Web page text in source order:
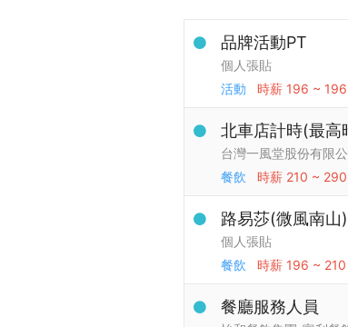
品牌活動PT
個人張貼
活動
時薪 196 ~ 196
北車店計時(最高
台灣一風堂股份有限
餐飲
時薪 210 ~ 290
路易莎(微風南山
個人張貼
餐飲
時薪 196 ~ 210
餐廳服務人員